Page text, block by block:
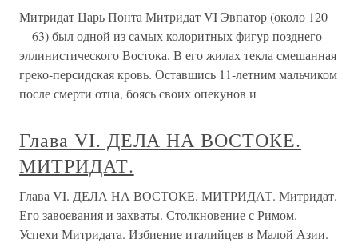
Митридат Царь Понта Митридат VI Эвпатор (около 120
—63) был одной из са­мых колоритных фигур позднего
эллинистического Востока. В его жилах текла смешанная
греко-персидская кровь. Оставшись 11-летним мальчи­ком
после смерти отца, боясь своих опекунов и
Глава VI. ДЕЛА НА ВОСТОКЕ.
МИТРИДАТ.
Глава VI. ДЕЛА НА ВОСТОКЕ. МИТРИДАТ. Митридат.
Его завоевания и захваты. Столкновение с Римом.
Успехи Митридата. Избиение италийцев в Малой Азии.